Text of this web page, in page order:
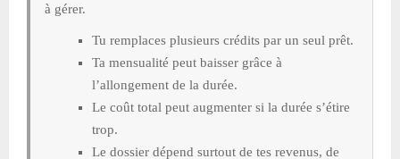
à gérer.
Tu remplaces plusieurs crédits par un seul prêt.
Ta mensualité peut baisser grâce à
l’allongement de la durée.
Le coût total peut augmenter si la durée s’étire
trop.
Le dossier dépend surtout de tes revenus, de